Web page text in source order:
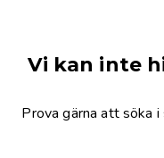
Vi kan inte
Prova gärna att söka